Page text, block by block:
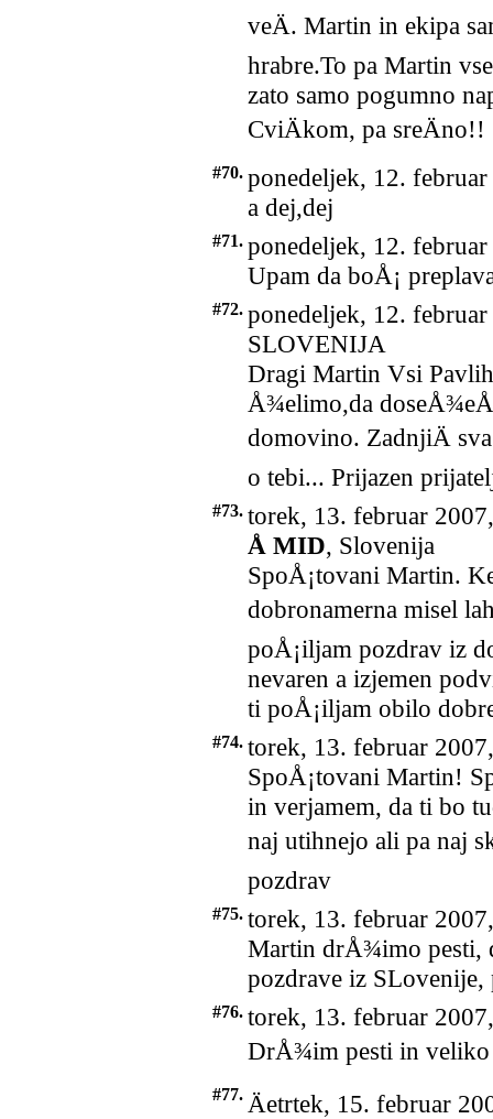
veÄ. Martin in ekipa
hrabre.To pa Martin
zato samo pogumno
CviÄkom, pa sreÄno!!
#70. ponedeljek, 12.
a dej,dej
#71. ponedeljek, 12.
Upam da boÅ¡
#72. ponedeljek, 12.
SLOVENIJA
Dragi Martin Vsi
Å¾elimo,da
domovino. ZadnjiÄ
o tebi... Prijazen
#73. torek, 13. februar
Å MID, Slovenija
SpoÅ¡tovani Martin.
dobronamerna misel
poÅ¡iljam pozdrav iz
nevaren a izjemen
ti poÅ¡iljam obilo
#74. torek, 13. februar
SpoÅ¡tovani Martin!
in verjamem, da ti bo
naj utihnejo ali pa naj
pozdrav
#75. torek, 13. februar
Martin drÅ¾imo pesti,
pozdrave iz SLovenije,
#76. torek, 13. februar
DrÅ¾im pesti in
#77. Äetrtek, 15. februar